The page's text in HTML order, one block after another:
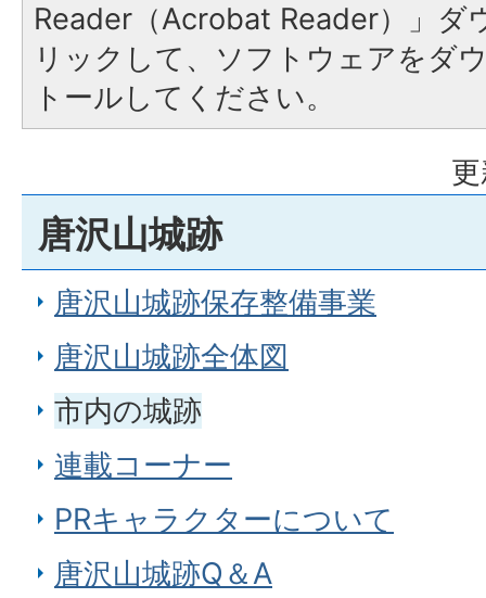
Reader（Acrobat Reader）」ダ
リックして、ソフトウェアをダ
トールしてください。
唐沢山城跡
唐沢山城跡保存整備事業
唐沢山城跡全体図
市内の城跡
連載コーナー
PRキャラクターについて
唐沢山城跡Q＆A